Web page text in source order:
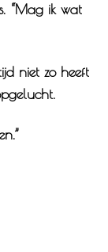
“Mag ik wat
niet zo heeft